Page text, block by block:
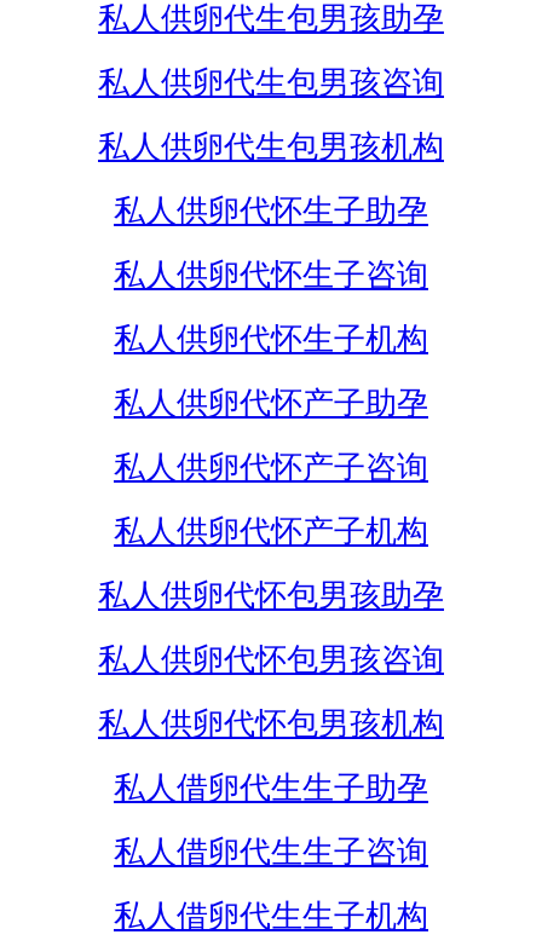
私人供卵代生包男孩助孕
私人供卵代生包男孩咨询
私人供卵代生包男孩机构
私人供卵代怀生子助孕
私人供卵代怀生子咨询
私人供卵代怀生子机构
私人供卵代怀产子助孕
私人供卵代怀产子咨询
私人供卵代怀产子机构
私人供卵代怀包男孩助孕
私人供卵代怀包男孩咨询
私人供卵代怀包男孩机构
私人借卵代生生子助孕
私人借卵代生生子咨询
私人借卵代生生子机构